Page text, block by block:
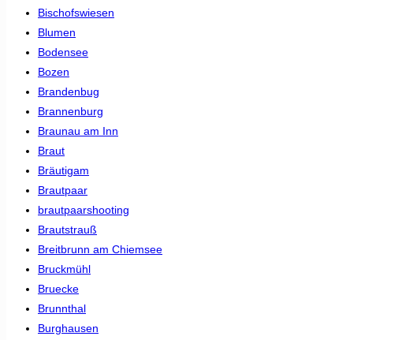
Bischofswiesen
Blumen
Bodensee
Bozen
Brandenbug
Brannenburg
Braunau am Inn
Braut
Bräutigam
Brautpaar
brautpaarshooting
Brautstrauß
Breitbrunn am Chiemsee
Bruckmühl
Bruecke
Brunnthal
Burghausen